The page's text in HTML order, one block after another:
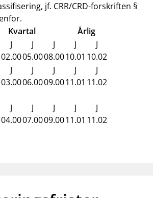
jf. CRR/CRD-forskriften §
Kvartal
Årlig
J
02.00
J
05.00
J
08.00
J
10.01
J
10.02
J
03.00
J
06.00
J
09.00
J
11.01
J
11.02
J
04.00
J
07.00
J
09.00
J
11.01
J
11.02